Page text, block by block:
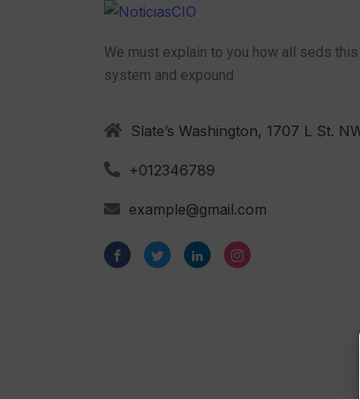
We must explain to you how all seds
system and expound
Slate’s Washington, 1707 L St.
+012346789
example@gmail.com